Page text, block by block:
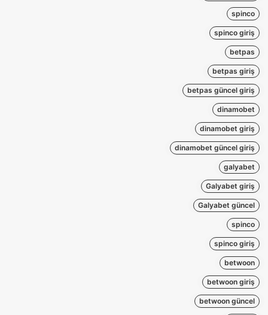
spinco
spinco giriş
betpas
betpas giriş
betpas güncel giriş
dinamobet
dinamobet giriş
dinamobet güncel giriş
galyabet
Galyabet giriş
Galyabet güncel
spinco
spinco giriş
betwoon
betwoon giriş
betwoon güncel